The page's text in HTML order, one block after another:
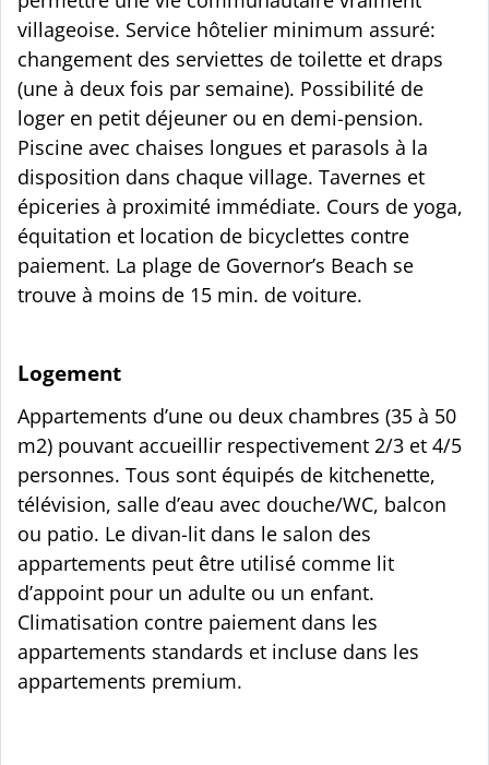
villageoise. Service hôtelier minimum assuré:
changement des serviettes de toilette et draps
(une à deux fois par semaine). Possibilité de
loger en petit déjeuner ou en demi-pension.
Piscine avec chaises longues et parasols à la
disposition dans chaque village. Tavernes et
épiceries à proximité immédiate. Cours de yoga,
équitation et location de bicyclettes contre
paiement. La plage de Governor’s Beach se
trouve à moins de 15 min. de voiture.
Logement
Appartements d’une ou deux chambres (35 à 50
m2) pouvant accueillir respectivement 2/3 et 4/5
personnes. Tous sont équipés de kitchenette,
télévision, salle d’eau avec douche/WC, balcon
ou patio. Le divan-lit dans le salon des
appartements peut être utilisé comme lit
d’appoint pour un adulte ou un enfant.
Climatisation contre paiement dans les
appartements standards et incluse dans les
appartements premium.